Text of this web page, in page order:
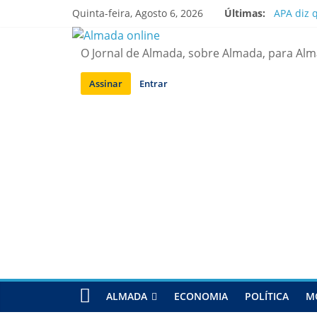
Quinta-feira, Agosto 6, 2026 Últimas:
APA diz
Ponte
O Jornal de Almada, sobre Almada, para
Assinar Entrar
ALMADA ECONOMIA POLÍTICA